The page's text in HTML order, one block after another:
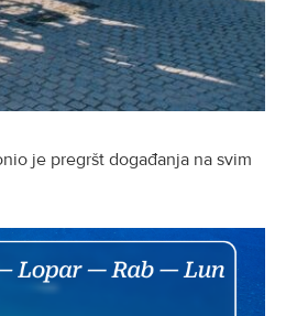
je pregršt događanja na svim